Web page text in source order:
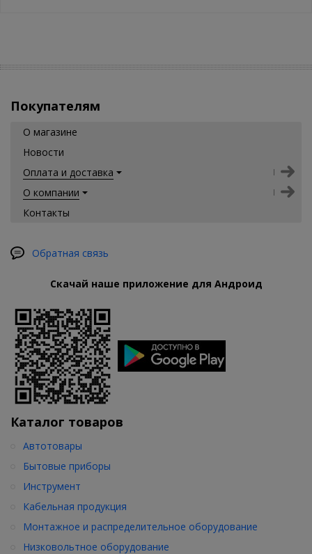
Покупателям
О магазине
Новости
Оплата и доставка
О компании
Контакты
Обратная связь
Скачай наше приложение для Андроид
Каталог товаров
Автотовары
Бытовые приборы
Инструмент
Кабельная продукция
Монтажное и распределительное оборудование
Низковольтное оборудование